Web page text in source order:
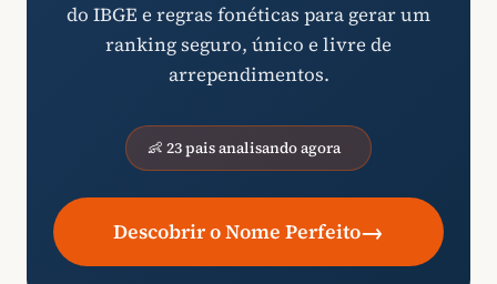
do IBGE e regras fonéticas para gerar um
ranking seguro, único e livre de
arrependimentos.
👶 23 pais analisando agora
Descobrir o Nome Perfeito→